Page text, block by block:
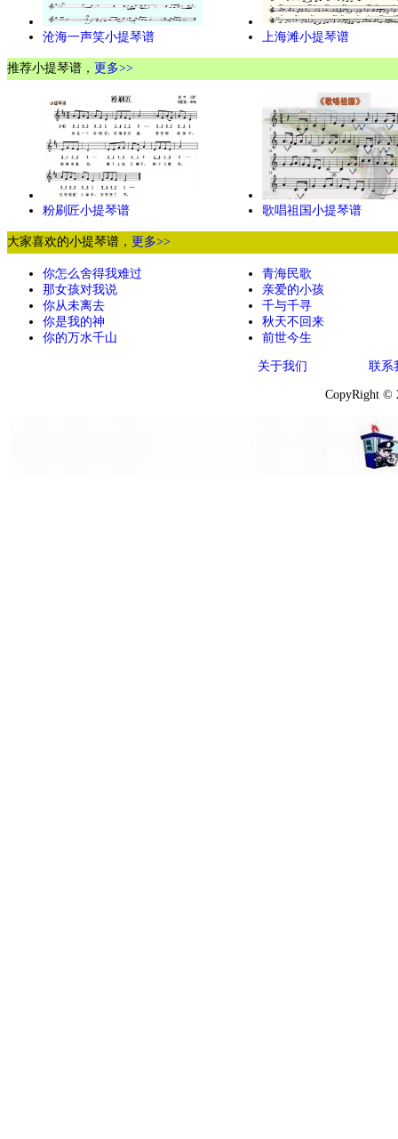
沧海一声笑小提琴谱 上海滩小提琴谱
推荐小提琴谱， 更多>>
粉刷匠小提琴谱 歌唱祖国小提琴谱
大家喜欢的小提琴谱， 更多>>
你怎么舍得我难过
那女孩对我说
你从未离去
你是我的神
你的万水千山
青海民歌
亲爱的小孩
千与千寻
秋天不回来
前世今生
关于我们 联系
CopyRight ©